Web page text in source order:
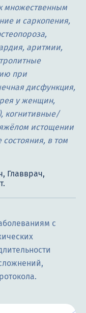
множественным
и саркопения,
аритмии,
при
дисфункция,
у женщин,
когнитивные/
истощении
в том
с